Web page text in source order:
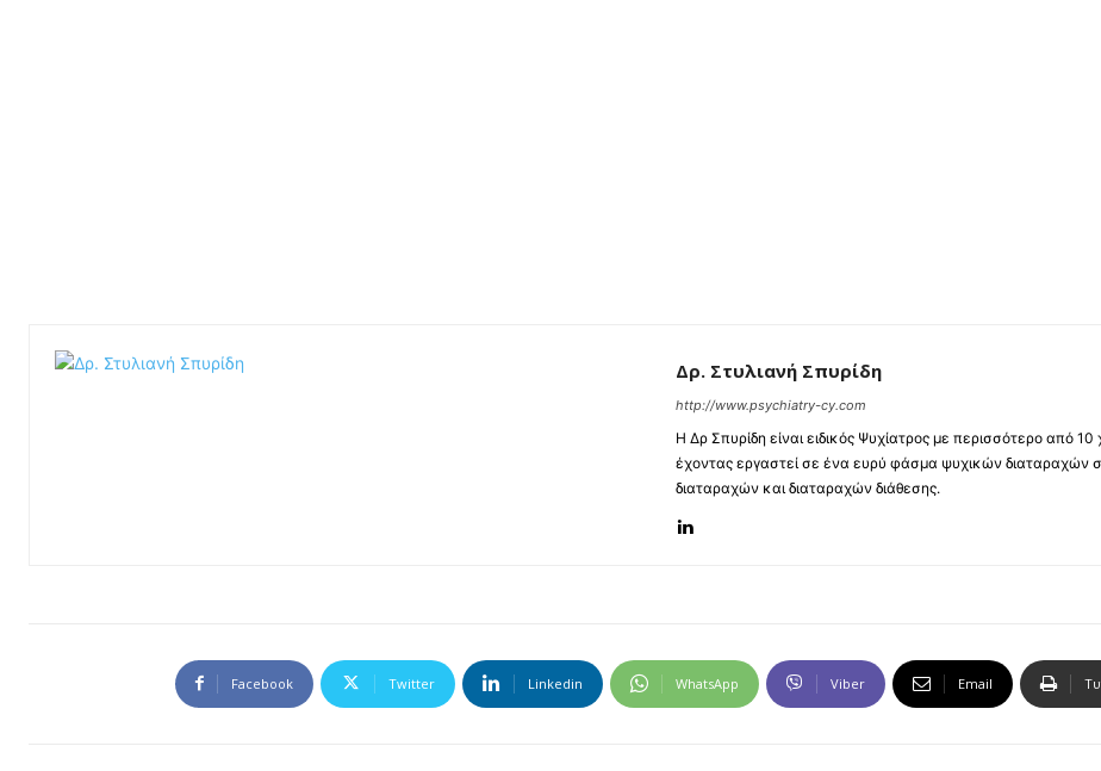
Δρ. Στυλιανή Σπυρίδη
http://www.psychiatry-cy.com
Η Δρ Σπυρίδη είναι ειδικός Ψυχίατρος με περισσότερο από
έχοντας εργαστεί σε ένα ευρύ φάσμα ψυχικών
διαταραχών και διαταραχών διάθεσης.
Facebook Twitter Linkedin WhatsApp Viber Email